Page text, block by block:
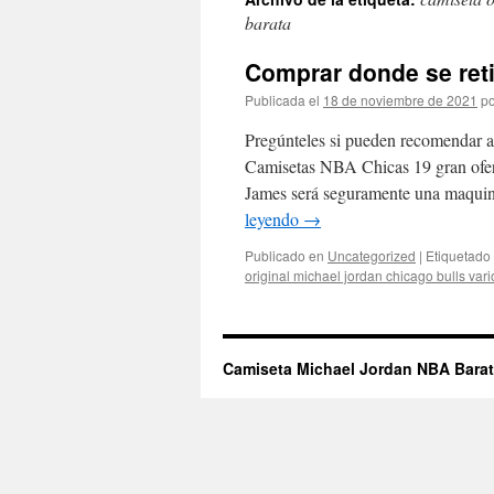
contenido
barata
Comprar donde se
Publicada el 18 de noviembre de 2021
Pregúnteles si pueden recomendar
Camisetas NBA Chicas 19 gran
James será seguramente una
leyendo →
Publicado en Uncategorized | Etiquetado
original michael jordan chicago bulls
Camiseta Michael Jordan NBA